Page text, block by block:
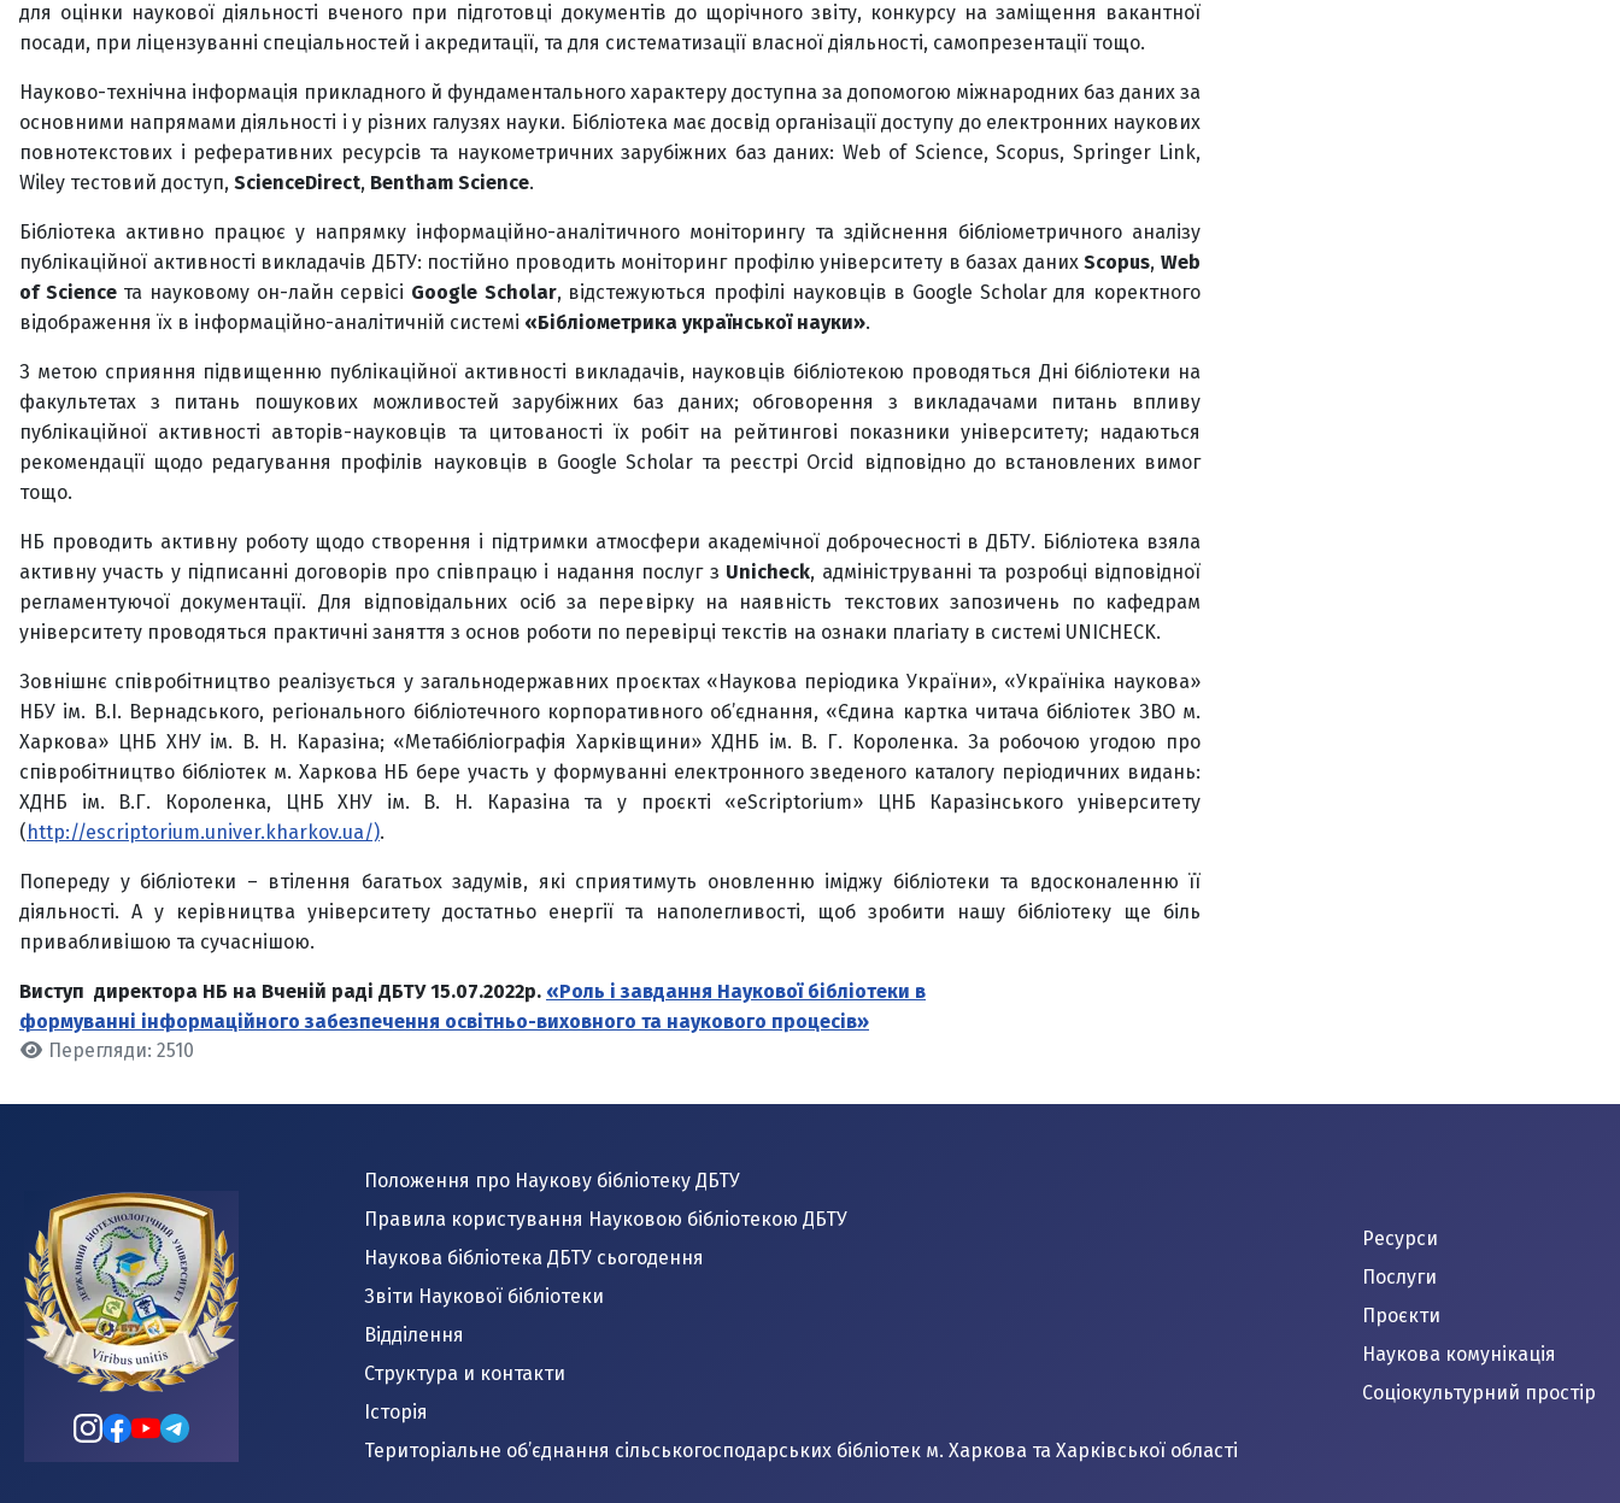
для оцінки наукової діяльності вченого при підготовці документів до щорічного звіту, конкурсу на заміщення вакантної
посади, при ліцензуванні спеціальностей і акредитації, та для систематизації власної діяльності, самопрезентації тощо.
Науково-технічна інформація прикладного й фундаментального характеру доступна за допомогою міжнародних баз даних за
основними напрямами діяльності і у різних галузях науки. Бібліотека має досвід організації доступу до електронних наукових
повнотекстових і реферативних ресурсів та наукометричних зарубіжних баз даних: Web of Science, Scopus, Springer Link,
Wiley тестовий доступ, ScienceDirect, Bentham Science.
Бібліотека активно працює у напрямку інформаційно-аналітичного моніторингу та здійснення бібліометричного аналізу
публікаційної активності викладачів ДБТУ: постійно проводить моніторинг профілю університету в базах данихScopus,Web
of Scienceта науковому он-лайн сервісі Google Scholar, відстежуються профілі науковців в Google Scholar для коректного
відображення їх в інформаційно-аналітичній системі «Бібліометрика української науки».
З метою сприяння підвищенню публікаційної активності викладачів, науковців бібліотекою проводяться Дні бібліотеки на
факультетах з питань пошукових можливостей зарубіжних баз даних; обговорення з викладачами питань впливу
публікаційної активності авторів-науковців та цитованості їх робіт на рейтингові показники університету; надаються
рекомендації щодо редагування профілів науковців в Google Scholar та реєстрі Orcid відповідно до встановлених вимог
тощо.
НБ проводить активну роботу щодо створення і підтримки атмосфери академічної доброчесності в ДБТУ. Бібліотека взяла
активну участь у підписанні договорів про співпрацю і надання послуг з Unicheck, адмініструванні та розробці відповідної
регламентуючої документації. Для відповідальних осіб за перевірку на наявність текстових запозичень по кафедрам
університету проводяться практичні заняття з основ роботи по перевірці текстів на ознаки плагіату в системі UNICHECK.
Зовнішнє співробітництво реалізується у загальнодержавних проєктах «Наукова періодика України», «Україніка наукова»
НБУ ім. В.І. Вернадського, регіонального бібліотечного корпоративного об’єднання, «Єдина картка читача бібліотек ЗВО м.
Харкова» ЦНБ ХНУ ім. В. Н. Каразіна; «Метабібліографія Харківщини» ХДНБ ім. В. Г. Короленка. За робочою угодою про
співробітництво бібліотек м. Харкова НБ бере участь у формуванні електронного зведеного каталогу періодичних видань:
ХДНБ ім. В.Г. Короленка, ЦНБ ХНУ ім. В. Н. Каразіна та у проєкті «eScriptorium» ЦНБ Каразінського університету
( http://escriptorium.univer.kharkov.ua/).
Попереду у бібліотеки – втілення багатьох задумів, які сприятимуть оновленню іміджу бібліотеки та вдосконаленню її
діяльності. А у керівництва університету достатньо енергії та наполегливості, щоб зробити нашу бібліотеку ще біль
привабливішою та сучаснішою.
Виступ директора НБ на Вченій раді ДБТУ 15.07.2022р. «Роль і завдання Наукової бібліотеки в
формуванні інформаційного забезпечення освітньо-виховного та наукового процесів»
Перегляди: 2510
Положення про Наукову бібліотеку ДБТУ
Правила користування Науковою бібліотекою ДБТУ
Наукова бібліотека ДБТУ сьогодення
Звіти Наукової бібліотеки
Відділення
Структура и контакти
Історія
Територіальне об’єднання сільськогосподарських бібліотек м. Харкова та Харківської області
Ресурси
Послуги
Проєкти
Наукова комунікація
Соціокультурний простір